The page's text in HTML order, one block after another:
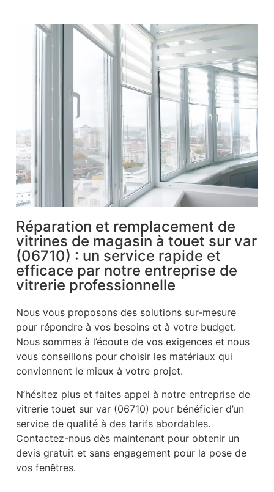
Réparation et remplacement de
vitrines de magasin à touet sur var
(06710) : un service rapide et
efficace par notre entreprise de
vitrerie professionnelle
Nous vous proposons des solutions sur-mesure
pour répondre à vos besoins et à votre budget.
Nous sommes à l’écoute de vos exigences et nous
vous conseillons pour choisir les matériaux qui
conviennent le mieux à votre projet.
N’hésitez plus et faites appel à notre entreprise de
vitrerie touet sur var (06710) pour bénéficier d’un
service de qualité à des tarifs abordables.
Contactez-nous dès maintenant pour obtenir un
devis gratuit et sans engagement pour la pose de
vos fenêtres.